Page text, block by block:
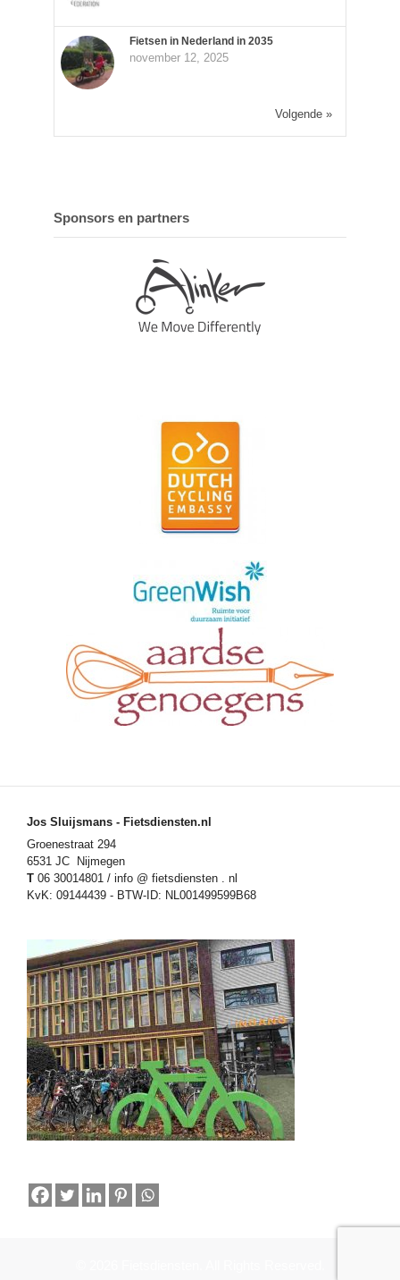
Fietsen in Nederland in 2035
november 12, 2025
Volgende »
Sponsors en partners
Jos Sluijsmans - Fietsdiensten.nl
Groenestraat 294
6531 JC Nijmegen
T 06 30014801 / info @ fietsdiensten . nl
KvK: 09144439 - BTW-ID: NL001499599B68